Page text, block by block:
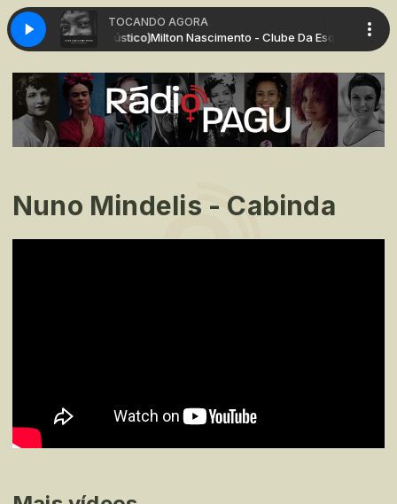
TOCANDO AGORA
Esquina Nº2 (Acústico)Milton Nascimento - Clube Da Esquina Nº2
Nuno Mindelis - Cabinda